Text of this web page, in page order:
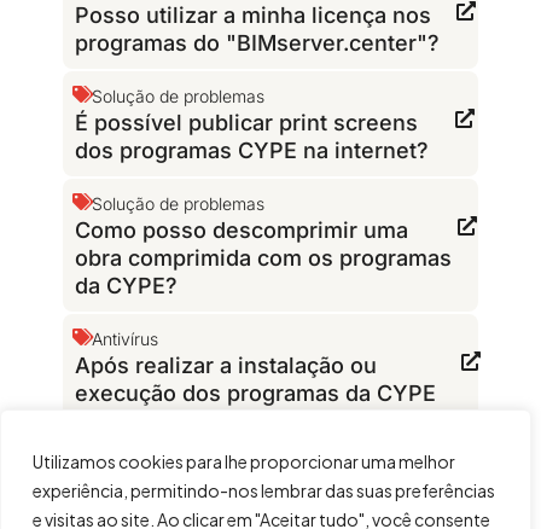
Utilizamos cookies para lhe proporcionar uma melhor
experiência, permitindo-nos lembrar das suas preferências
e visitas ao site. Ao clicar em "Aceitar tudo", você consente
Posso utilizar a minha licença nos
programas do "BIMserver.center"?
Solução de problemas
É possível publicar print screens
dos programas CYPE na internet?
Solução de problemas
Como posso descomprimir uma
obra comprimida com os programas
da CYPE?
Antivírus
Após realizar a instalação ou
execução dos programas da CYPE
....................."